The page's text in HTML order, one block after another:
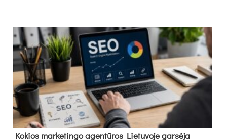
Kokios marketingo agentūros Lietuvoje garsėja